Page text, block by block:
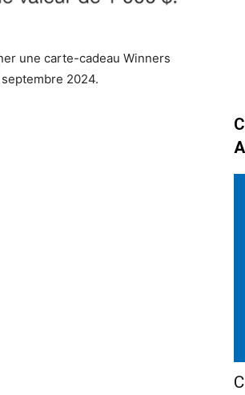
une carte-cadeau Winners
2024.